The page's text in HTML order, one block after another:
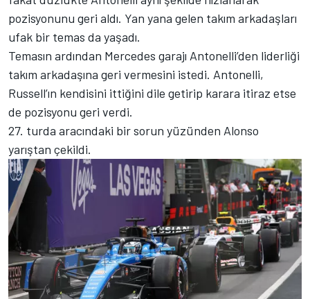
pozisyonunu geri aldı. Yan yana gelen takım arkadaşları
ufak bir temas da yaşadı.
Temasın ardından Mercedes garajı Antonelli’den liderliği
takım arkadaşına geri vermesini istedi. Antonelli,
Russell’ın kendisini ittiğini dile getirip karara itiraz etse
de pozisyonu geri verdi.
27. turda aracındaki bir sorun yüzünden Alonso
yarıştan çekildi.